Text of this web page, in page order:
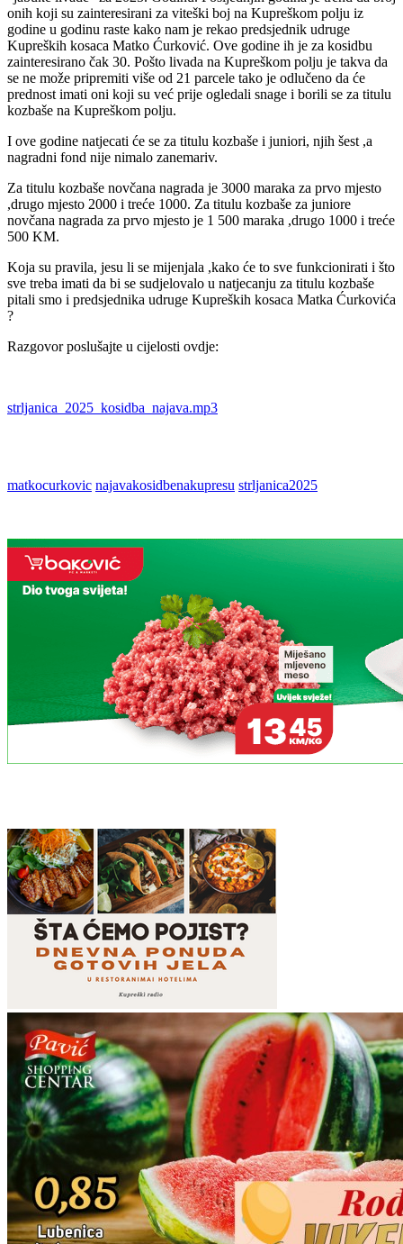
onih koji su zainteresirani za viteški boj na Kupreškom polju iz
godine u godinu raste kako nam je rekao predsjednik udruge
Kupreških kosaca Matko Ćurković. Ove godine ih je za kosidbu
zainteresirano čak 30. Pošto livada na Kupreškom polju je takva da
se ne može pripremiti više od 21 parcele tako je odlučeno da će
prednost imati oni koji su već prije ogledali snage i borili se za titulu
kozbaše na Kupreškom polju.
I ove godine natjecati će se za titulu kozbaše i juniori, njih šest ,a
nagradni fond nije nimalo zanemariv.
Za titulu kozbaše novčana nagrada je 3000 maraka za prvo mjesto
,drugo mjesto 2000 i treće 1000. Za titulu kozbaše za juniore
novčana nagrada za prvo mjesto je 1 500 maraka ,drugo 1000 i treće
500 KM.
Koja su pravila, jesu li se mijenjala ,kako će to sve funkcionirati i što
sve treba imati da bi se sudjelovalo u natjecanju za titulu kozbaše
pitali smo i predsjednika udruge Kupreških kosaca Matka Ćurkovića
?
Razgovor poslušajte u cijelosti ovdje:
strljanica_2025_kosidba_najava.mp3
matkocurkovic najavakosidbenakupresu strljanica2025